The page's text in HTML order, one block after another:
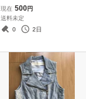
下 セット セットアッ
プ ストレッチ ベルベ
ット ブラウン 茶系
現在 500円
送料未定
0
2日